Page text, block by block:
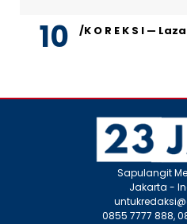
/K O R E K S I —
Sapulangit
Jakarta -
0855 7777 888,